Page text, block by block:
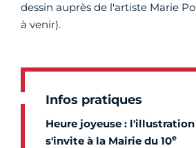
dessin auprès de l'artiste Marie
à venir).
Infos pratiques
Heure joyeuse : l'illustration
s'invite à la Mairie du 10e